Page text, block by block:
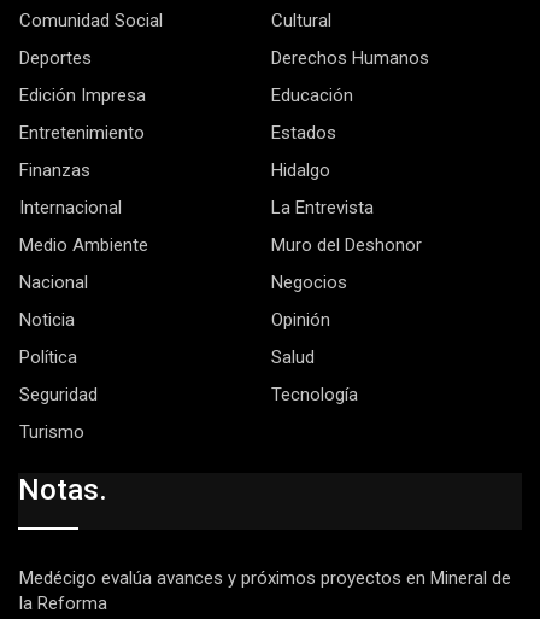
Comunidad Social
Cultural
Deportes
Derechos Humanos
Edición Impresa
Educación
Entretenimiento
Estados
Finanzas
Hidalgo
Internacional
La Entrevista
Medio Ambiente
Muro del Deshonor
Nacional
Negocios
Noticia
Opinión
Política
Salud
Seguridad
Tecnología
Turismo
Notas.
Medécigo evalúa avances y próximos proyectos en Mineral de
la Reforma